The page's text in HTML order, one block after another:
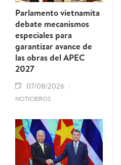
Parlamento vietnamita
debate mecanismos
especiales para
garantizar avance de
las obras del APEC
2027
07/08/2026
NOTICIEROS